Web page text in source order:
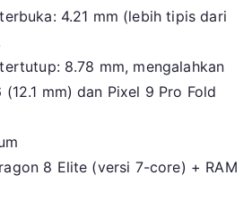
4.21 mm (lebih tipis dari
8.78 mm, mengalahkan
mm) dan Pixel 9 Pro Fold
8 Elite (versi 7-core) + RAM